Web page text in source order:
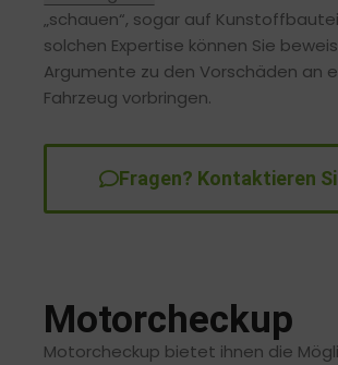
„schauen“, sogar auf
solchen Expertise können Sie
Argumente zu den Vorschäden an
Fahrzeug vorbringen.
Fragen? Kontaktieren
Motorcheckup
Motorcheckup bietet ihnen die